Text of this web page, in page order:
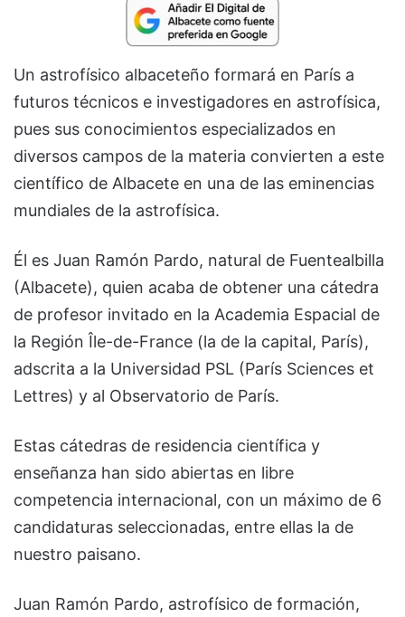
Un astrofísico albaceteño formará en París a
futuros técnicos e investigadores en astrofísica,
pues sus conocimientos especializados en
diversos campos de la materia convierten a este
científico de Albacete en una de las eminencias
mundiales de la astrofísica.
Él es Juan Ramón Pardo, natural de Fuentealbilla
(Albacete), quien acaba de obtener una cátedra
de profesor invitado en la Academia Espacial de
la Región Île-de-France (la de la capital, París),
adscrita a la Universidad PSL (París Sciences et
Lettres) y al Observatorio de París.
Estas cátedras de residencia científica y
enseñanza han sido abiertas en libre
competencia internacional, con un máximo de 6
candidaturas seleccionadas, entre ellas la de
nuestro paisano.
Juan Ramón Pardo, astrofísico de formación,